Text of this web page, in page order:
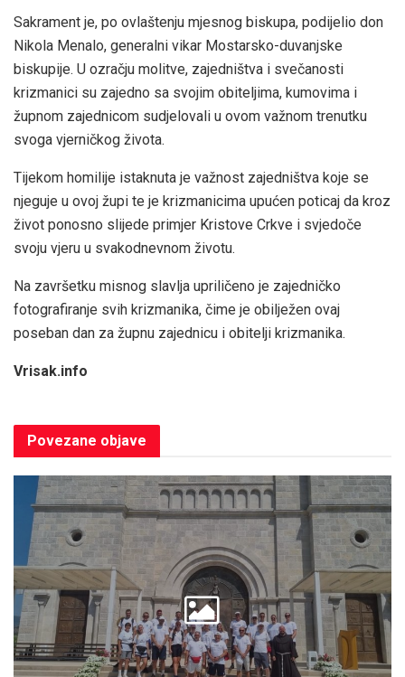
Sakrament je, po ovlaštenju mjesnog biskupa, podijelio don
Nikola Menalo, generalni vikar Mostarsko-duvanjske
biskupije. U ozračju molitve, zajedništva i svečanosti
krizmanici su zajedno sa svojim obiteljima, kumovima i
župnom zajednicom sudjelovali u ovom važnom trenutku
svoga vjerničkog života.
Tijekom homilije istaknuta je važnost zajedništva koje se
njeguje u ovoj župi te je krizmanicima upućen poticaj da kroz
život ponosno slijede primjer Kristove Crkve i svjedoče
svoju vjeru u svakodnevnom životu.
Na završetku misnog slavlja upriličeno je zajedničko
fotografiranje svih krizmanika, čime je obilježen ovaj
poseban dan za župnu zajednicu i obitelji krizmanika.
Vrisak.info
Povezane objave